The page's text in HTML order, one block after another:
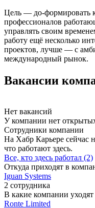
Цель — до-формировать
профессионалов
управлять своим
работу ещё несколько
проектов, лучше — с
международный рынок.
Вакансии
Нет вакансий
У компании нет
Сотрудники компании
На Хабр Карьере сейчас
что работают здесь.
Все, кто здесь работал (2)
Откуда приходят в
Iguan Systems
2 сотрудника
В какие компании уходят
Ronte Limited